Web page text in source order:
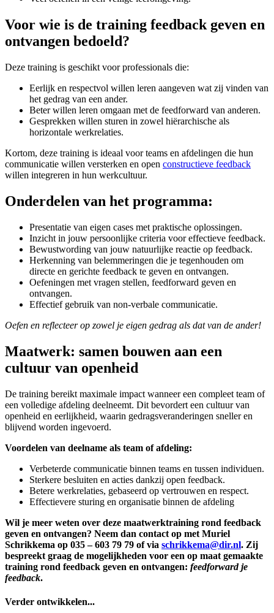
Voor wie is de training feedback geven en
ontvangen bedoeld?
Deze training is geschikt voor professionals die:
Eerlijk en respectvol willen leren aangeven wat zij vinden van
het gedrag van een ander.
Beter willen leren omgaan met de feedforward van anderen.
Gesprekken willen sturen in zowel hiërarchische als
horizontale werkrelaties.
Kortom, deze training is ideaal voor teams en afdelingen die hun
communicatie willen versterken en open constructieve feedback
willen integreren in hun werkcultuur.
Onderdelen van het programma:
Presentatie van eigen cases met praktische oplossingen.
Inzicht in jouw persoonlijke criteria voor effectieve feedback.
Bewustwording van jouw natuurlijke reactie op feedback.
Herkenning van belemmeringen die je tegenhouden om
directe en gerichte feedback te geven en ontvangen.
Oefeningen met vragen stellen, feedforward geven en
ontvangen.
Effectief gebruik van non-verbale communicatie.
Oefen en reflecteer op zowel je eigen gedrag als dat van de ander!
Maatwerk: samen bouwen aan een
cultuur van openheid
De training bereikt maximale impact wanneer een compleet team of
een volledige afdeling deelneemt. Dit bevordert een cultuur van
openheid en eerlijkheid, waarin gedragsveranderingen sneller en
blijvend worden ingevoerd.
Voordelen van deelname als team of afdeling:
Verbeterde communicatie binnen teams en tussen individuen.
Sterkere besluiten en acties dankzij open feedback.
Betere werkrelaties, gebaseerd op vertrouwen en respect.
Effectievere sturing en organisatie binnen de afdeling
Wil je meer weten over deze maatwerktraining rond feedback
geven en ontvangen? Neem dan contact op met Muriel
Schrikkema op 035 – 603 79 79 of via schrikkema@dir.nl. Zij
bespreekt graag de mogelijkheden voor een op maat gemaakte
training rond feedback geven en ontvangen: feedforward je
feedback.
Verder ontwikkelen...